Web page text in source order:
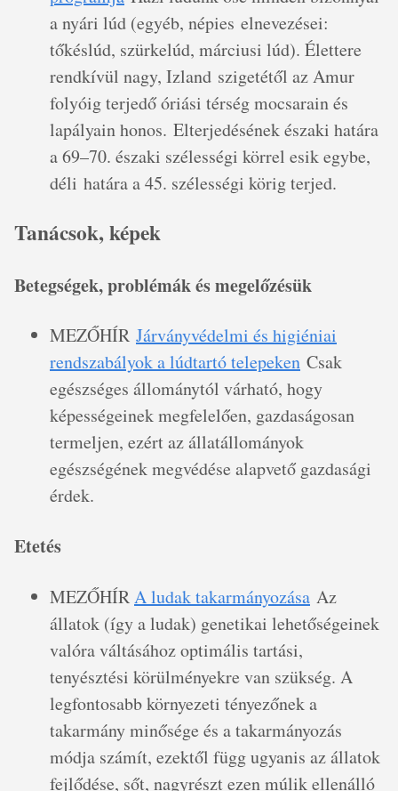
a nyári lúd (egyéb, népies elnevezései:
tőkéslúd, szürkelúd, márciusi lúd). Élettere
rendkívül nagy, Izland szigetétől az Amur
folyóig terjedő óriási térség mocsarain és
lapályain honos. Elterjedésének északi határa
a 69–70. északi szélességi körrel esik egybe,
déli határa a 45. szélességi körig terjed.
Tanácsok, képek
Betegségek, problémák és megelőzésük
MEZŐHÍR Járványvédelmi és higiéniai
rendszabályok a lúdtartó telepeken Csak
egészséges állománytól várható, hogy
képességeinek megfelelően, gazdaságosan
termeljen, ezért az állatállományok
egészségének megvédése alapvető gazdasági
érdek.
Etetés
MEZŐHÍRA ludak takarmányozása Az
állatok (így a ludak) genetikai lehetőségeinek
valóra váltásához optimális tartási,
tenyésztési körülményekre van szükség. A
legfontosabb környezeti tényezőnek a
takarmány minősége és a takarmányozás
módja számít, ezektől függ ugyanis az állatok
fejlődése, sőt, nagyrészt ezen múlik ellenálló